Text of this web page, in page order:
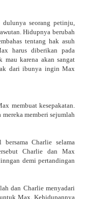
seorang petinju,
Hidupnya berubah
tentang hak asuh
harus diberikan pada
karena akan sangat
dari ibunya ingin Max
membuat kesepakatan.
memberi sejumlah
Charlie selama
Charlie dan Max
demi pertandingan
dan Charlie menyadari
Max. Kehidupannya